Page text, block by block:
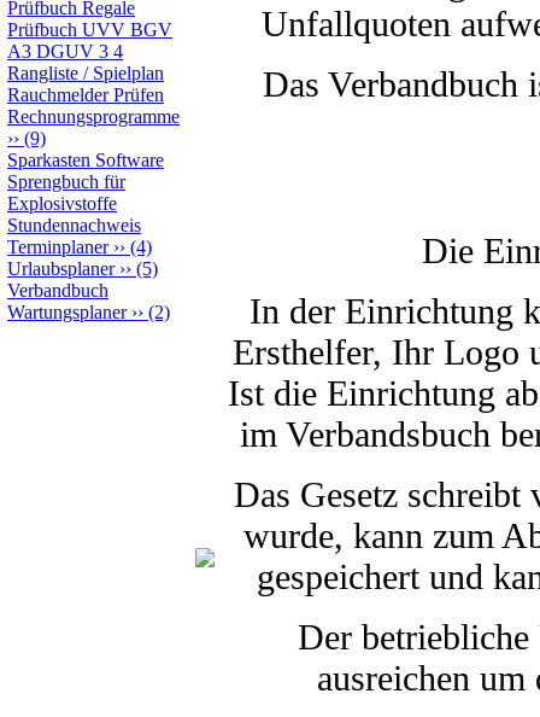
Prüfbuch Regale
Prüfbuch UVV BGV
A3 DGUV 3 4
Rangliste / Spielplan
Rauchmelder Prüfen
Rechnungsprogramme
›› (9)
Sparkasten Software
Sprengbuch für
Explosivstoffe
Stundennachweis
Terminplaner›› (4)
Urlaubsplaner›› (5)
Verbandbuch
Wartungsplaner›› (2)
Unfallquoten
Das Verbandbuch
Die
In der Einrichtung
Ersthelfer, Ihr Logo
Ist die Einrichtung
im Verbandsbuch
Das Gesetz schreibt
wurde, kann zum
gespeichert und
Der betriebliche
ausreichen